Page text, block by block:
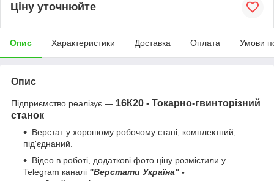
Ціну уточнюйте
Опис Характеристики Доставка Оплата Умови
Опис
Підприємство реалізує — 16К20 - Токарно-гвинторізний
станок
Верстат у хорошому робочому стані, комплектний,
під'єднаний.
Відео в роботі, додаткові фото ціну розмістили у
Telegram каналі "Верстати Україна" -